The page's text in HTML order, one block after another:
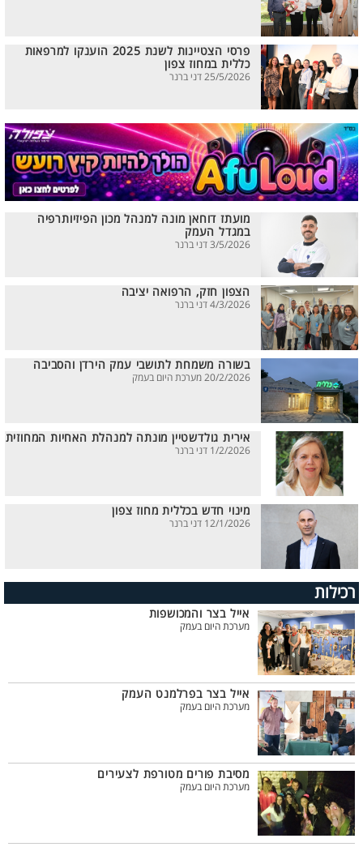
פרסי הצטיינות לשנת 2025 הוענקו למרפאות
כללית במחוז צפון
25/5/2026 דני ברנר
מועתז דוחאן מונה למנהל מכון הפיזיותרפיה
במגדל העמק
3/5/2026 דני ברנר
הצפון חזק, הרפואה יציבה
4/3/2026 דני ברנר
בשורה משמחת לתושבי עמק הירדן והסביבה
20/2/2026 מערכת היום בעמק
אירית גולדשטיין מונתה למנהלת האחיות המחוזית
1/2/2026 דני ברנר
מינוי חדש בכללית מחוז צפון
12/1/2026 דני ברנר
רכילות
אייל בצר והמכושפות
מערכת היום בעמק
אייל בצר בפרלמנט העמק
מערכת היום בעמק
מסיבת פורים מטורפת לצעירים
מערכת היום בעמק